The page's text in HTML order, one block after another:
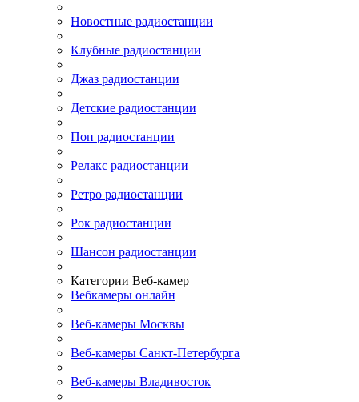
Новостные радиостанции
Клубные радиостанции
Джаз радиостанции
Детские радиостанции
Поп радиостанции
Релакс радиостанции
Ретро радиостанции
Рок радиостанции
Шансон радиостанции
Категории Веб-камер
Вебкамеры онлайн
Веб-камеры Москвы
Веб-камеры Санкт-Петербурга
Веб-камеры Владивосток